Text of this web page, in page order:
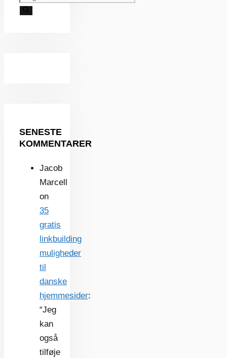
SENESTE
KOMMENTARER
Jacob
Marcell
on
35
gratis
linkbuilding
muligheder
til
danske
hjemmesider:
“Jeg
kan
også
tilføje